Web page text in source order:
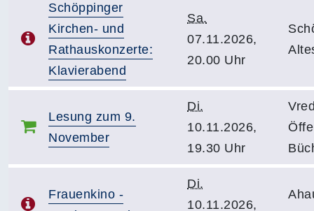
Schöppinger
Kirchen- und
Rathauskonzerte:
Klavierabend
Sa.
07.11.2026,
20.00 Uhr
Lesung zum 9.
November
Di.
10.11.2026,
19.30 Uhr
Frauenkino -
Di.
10.11.2026,